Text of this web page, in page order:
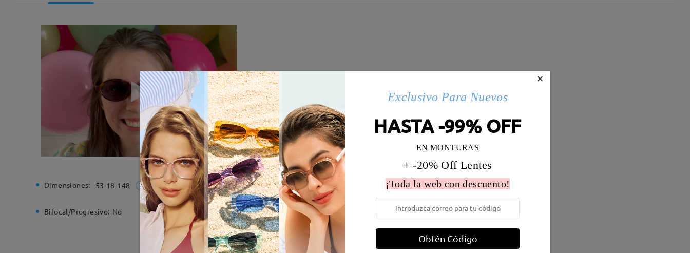
Dimensiones: 53-18-148 Ancho de la montura: 128 mm (Paqueño Diametro de lentes: 53 mm Peso:
Bifocal/Progresivo: No Bisagra de resorte: No Material de la montura: Acetato
×
Exclusivo Para Nuevos
HASTA -99% OFF
EN MONTURAS
+ -20% Off Lentes
¡Toda la web con descuento!
Obtén Código